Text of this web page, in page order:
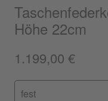
Höhe 22cm
1.199,00 €
fest